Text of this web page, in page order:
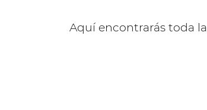
Aquí encontrarás toda